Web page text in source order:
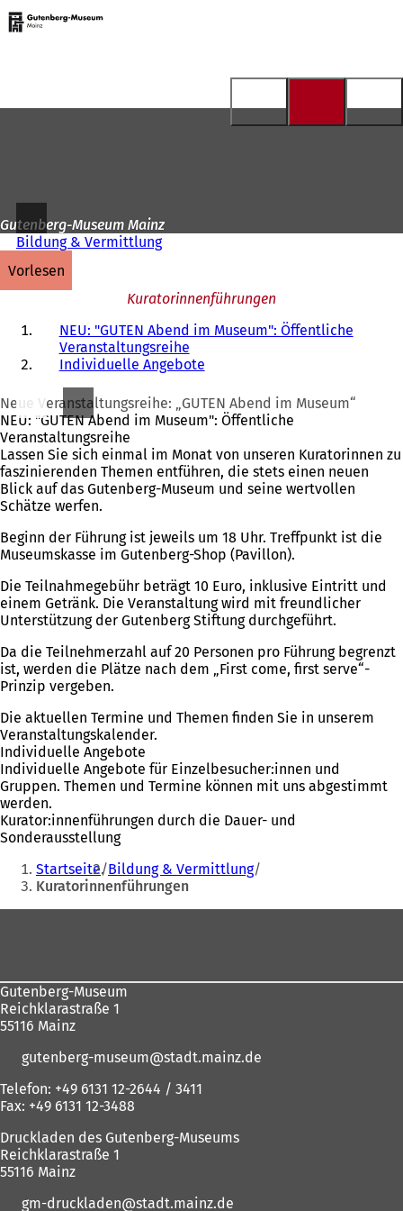
Inhalt anspringen
Zur
Startseite
Gutenberg-Museum Mainz
Bildung & Vermittlung
vorlesen
Kuratorinnenführungen
NEU: "GUTEN Abend im Museum": Öffentliche
Veranstaltungsreihe
Individuelle Angebote
Neue Veranstaltungsreihe: „GUTEN Abend im Museum“
NEU: "GUTEN Abend im Museum": Öffentliche
Veranstaltungsreihe
Lassen Sie sich einmal im Monat von unseren Kuratorinnen zu
faszinierenden Themen entführen, die stets einen neuen
Blick auf das Gutenberg-Museum und seine wertvollen
Schätze werfen.
Beginn der Führung ist jeweils um 18 Uhr. Treffpunkt ist die
Museumskasse im Gutenberg-Shop (Pavillon).
Die Teilnahmegebühr beträgt 10 Euro, inklusive Eintritt und
einem Getränk. Die Veranstaltung wird mit freundlicher
Unterstützung der Gutenberg Stiftung durchgeführt.
Da die Teilnehmerzahl auf 20 Personen pro Führung begrenzt
ist, werden die Plätze nach dem „First come, first serve“-
Prinzip vergeben.
Die aktuellen Termine und Themen finden Sie in unserem
Veranstaltungskalender.
Individuelle Angebote
Individuelle Angebote für Einzelbesucher:innen und
Gruppen. Themen und Termine können mit uns abgestimmt
werden.
Kurator:innenführungen durch die Dauer- und
Sonderausstellung
Sie
befinden
sich
Startseite Bildung & Vermittlung
Kuratorinnenführungen
Gutenberg-Museum
Reichklarastraße 1
55116 Mainz
gutenberg-museum
stadt.mainz de
Telefon: +49 6131 12-2644 / 3411
Fax: +49 6131 12-3488
Druckladen des Gutenberg-Museums
Reichklarastraße 1
55116 Mainz
gm-druckladen
stadt.mainz de